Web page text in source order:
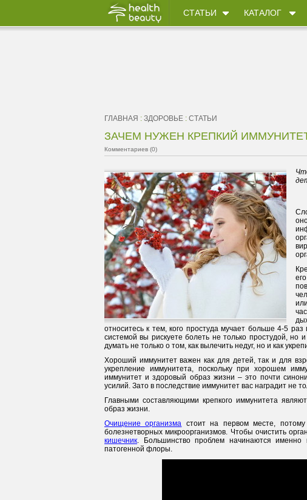
СТАТЬИ КАТАЛОГ
ГЛАВНАЯ : ЗДОРОВЬЕ : СТАТЬИ
ЗАЧЕМ НУЖЕН КРЕПКИЙ
Комментариев (0)
относитесь к тем, кого простуда мучает больше 4-5
системой вы рискуете болеть не только простудой,
думать не только о том, как вылечить недуг, но и как
Хороший иммунитет важен как для детей, так и для
укрепление иммунитета, поскольку при хорошем
иммунитет и здоровый образ жизни – это почти
усилий. Зато в последствие иммунитет вас наградит не
Главными составляющими крепкого иммунитета
образ жизни.
Очищение организма стоит на первом месте,
болезнетворных микроорганизмов. Чтобы очистить
кишечник. Большинство проблем начинаются именно
патогенной флоры.